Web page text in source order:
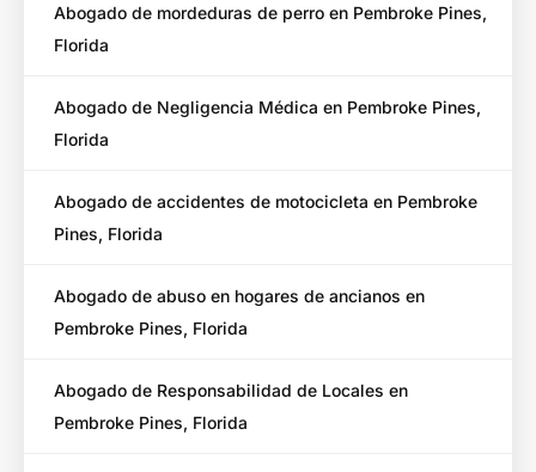
Abogado de mordeduras de perro en Pembroke Pines,
Florida
Abogado de Negligencia Médica en Pembroke Pines,
Florida
Abogado de accidentes de motocicleta en Pembroke
Pines, Florida
Abogado de abuso en hogares de ancianos en
Pembroke Pines, Florida
Abogado de Responsabilidad de Locales en
Pembroke Pines, Florida